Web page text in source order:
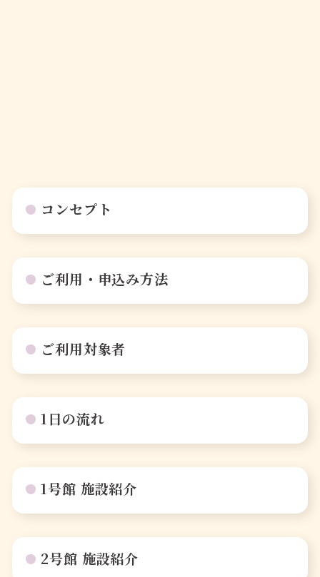
コンセプト
ご利用・申込み方法
ご利用対象者
1日の流れ
1号館 施設紹介
2号館 施設紹介